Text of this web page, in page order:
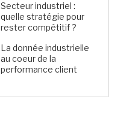
Secteur industriel :
quelle stratégie pour
rester compétitif ?
La donnée industrielle
au coeur de la
performance client